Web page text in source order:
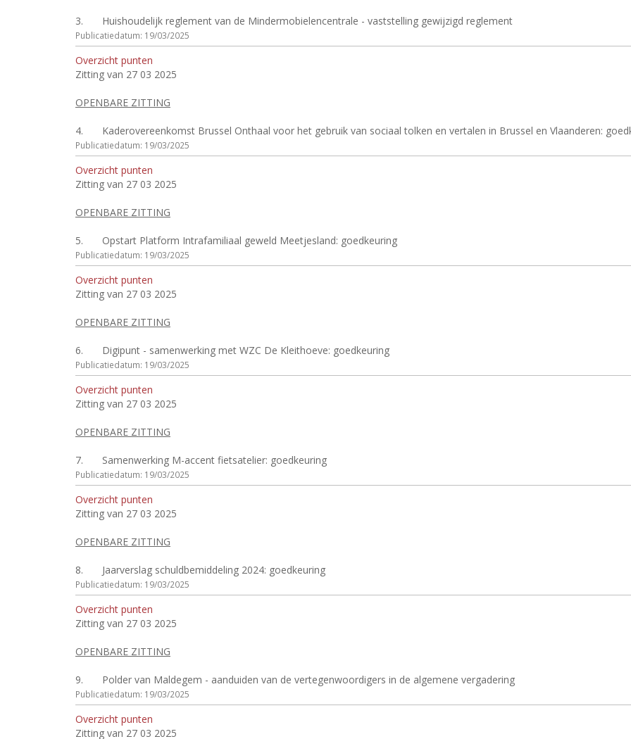
3. Huishoudelijk reglement van de Mindermobielencentrale - vaststelling gewijzigd reglement
Publicatiedatum: 19/03/2025
Overzicht punten
Zitting van 27 03 2025
OPENBARE ZITTING
4. Kaderovereenkomst Brussel Onthaal voor het gebruik van sociaal tolken en vertalen in Brussel en Vlaanderen:
Publicatiedatum: 19/03/2025
Overzicht punten
Zitting van 27 03 2025
OPENBARE ZITTING
5. Opstart Platform Intrafamiliaal geweld Meetjesland: goedkeuring
Publicatiedatum: 19/03/2025
Overzicht punten
Zitting van 27 03 2025
OPENBARE ZITTING
6. Digipunt - samenwerking met WZC De Kleithoeve: goedkeuring
Publicatiedatum: 19/03/2025
Overzicht punten
Zitting van 27 03 2025
OPENBARE ZITTING
7. Samenwerking M-accent fietsatelier: goedkeuring
Publicatiedatum: 19/03/2025
Overzicht punten
Zitting van 27 03 2025
OPENBARE ZITTING
8. Jaarverslag schuldbemiddeling 2024: goedkeuring
Publicatiedatum: 19/03/2025
Overzicht punten
Zitting van 27 03 2025
OPENBARE ZITTING
9. Polder van Maldegem - aanduiden van de vertegenwoordigers in de algemene vergadering
Publicatiedatum: 19/03/2025
Overzicht punten
Zitting van 27 03 2025